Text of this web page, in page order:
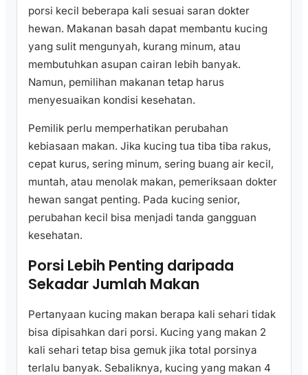
porsi kecil beberapa kali sesuai saran dokter
hewan. Makanan basah dapat membantu kucing
yang sulit mengunyah, kurang minum, atau
membutuhkan asupan cairan lebih banyak.
Namun, pemilihan makanan tetap harus
menyesuaikan kondisi kesehatan.
Pemilik perlu memperhatikan perubahan
kebiasaan makan. Jika kucing tua tiba tiba rakus,
cepat kurus, sering minum, sering buang air kecil,
muntah, atau menolak makan, pemeriksaan dokter
hewan sangat penting. Pada kucing senior,
perubahan kecil bisa menjadi tanda gangguan
kesehatan.
Porsi Lebih Penting daripada
Sekadar Jumlah Makan
Pertanyaan kucing makan berapa kali sehari tidak
bisa dipisahkan dari porsi. Kucing yang makan 2
kali sehari tetap bisa gemuk jika total porsinya
terlalu banyak. Sebaliknya, kucing yang makan 4